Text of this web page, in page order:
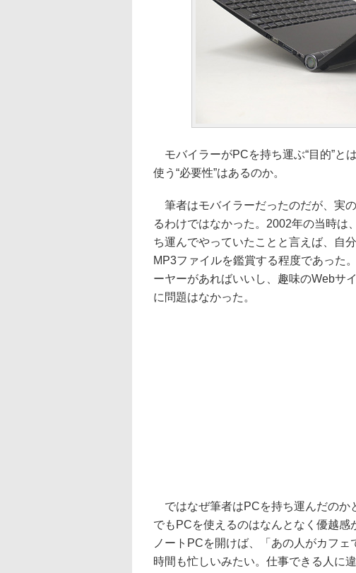
モバイラーがPCを持ち運ぶ“目的”と
使う“必要性”はあるのか。
筆者はモバイラーだったのだが、実
るわけではなかった。2002年の当時は
ち運んでやっていたことと言えば、自
MP3ファイルを鑑賞する程度であった
ーヤーがあればいいし、趣味のWebサ
に問題はなかった。
ではなぜ筆者はPCを持ち運んだのか
でもPCを使えるのはなんとなく優越
ノートPCを開けば、「あの人がカフ
時間も忙しいみたい。仕事できる人に